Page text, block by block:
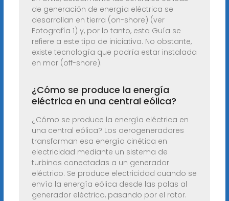
de generación de energía eléctrica se
desarrollan en tierra (on-shore) (ver
Fotografía 1) y, por lo tanto, esta Guía se
refiere a este tipo de iniciativa. No obstante,
existe tecnología que podría estar instalada
en mar (off-shore).
¿Cómo se produce la energía
eléctrica en una central eólica?
¿Cómo se produce la energía eléctrica en
una central eólica? Los aerogeneradores
transforman esa energía cinética en
electricidad mediante un sistema de
turbinas conectadas a un generador
eléctrico. Se produce electricidad cuando se
envía la energía eólica desde las palas al
generador eléctrico, pasando por el rotor.